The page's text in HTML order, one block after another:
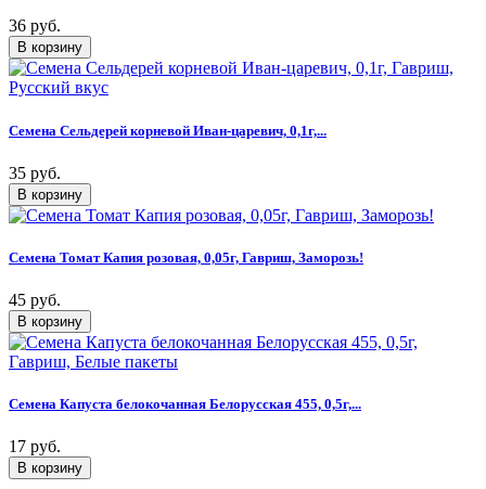
36 руб.
Семена Сельдерей корневой Иван-царевич, 0,1г,...
35 руб.
Семена Томат Капия розовая, 0,05г, Гавриш, Заморозь!
45 руб.
Семена Капуста белокочанная Белорусская 455, 0,5г,...
17 руб.